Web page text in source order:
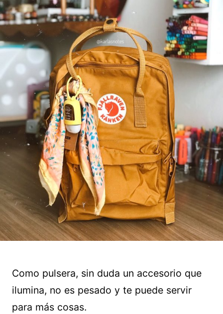
Como pulsera, sin duda un accesorio que
ilumina, no es pesado y te puede servir
para más cosas.